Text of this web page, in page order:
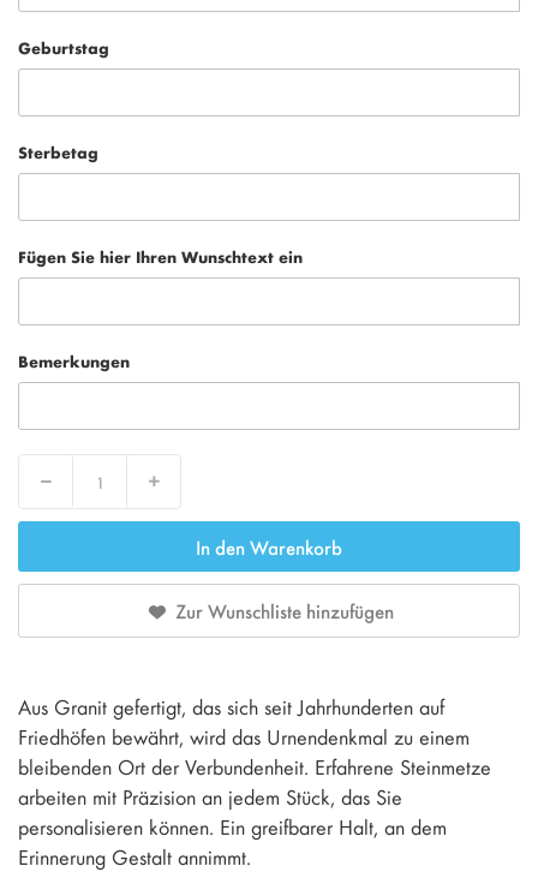
Geburtstag
Sterbetag
Fügen Sie hier Ihren Wunschtext ein
Bemerkungen
Decrease Increase
In den Warenkorb
Zur Wunschliste hinzufügen
Aus Granit gefertigt, das sich seit Jahrhunderten auf
Friedhöfen bewährt, wird das Urnendenkmal zu einem
bleibenden Ort der Verbundenheit. Erfahrene Steinmetze
arbeiten mit Präzision an jedem Stück, das Sie
personalisieren können. Ein greifbarer Halt, an dem
Erinnerung Gestalt annimmt.